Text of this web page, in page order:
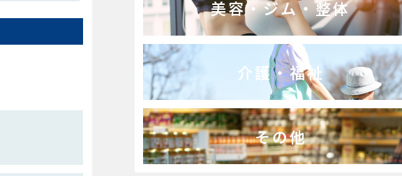
美容・ジム・整体
介護・福祉
その他